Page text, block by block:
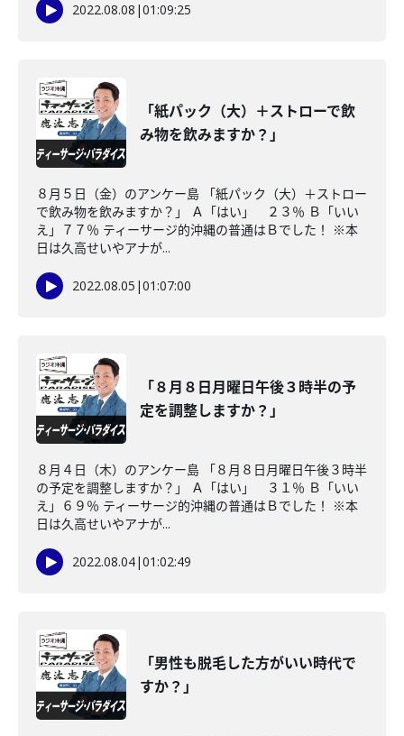
2022.08.08 |01:09:25
「紙パック（大）＋ストローで飲
み物を飲みますか？」
８月５日（金）のアンケー島 「紙パック（大）＋ストロー
で飲み物を飲みますか？」 Ａ「はい」 ２３％ Ｂ「いい
え」７７％ ティーサージ的沖縄の普通はＢでした！ ※本
日は久高せいやアナが...
2022.08.05 |01:07:00
「８月８日月曜日午後３時半の予
定を調整しますか？」
８月４日（木）のアンケー島 「８月８日月曜日午後３時半
の予定を調整しますか？」 Ａ「はい」 ３１％ Ｂ「いい
え」６９％ ティーサージ的沖縄の普通はＢでした！ ※本
日は久高せいやアナが...
2022.08.04|01:02:49
「男性も脱毛した方がいい時代で
すか？」